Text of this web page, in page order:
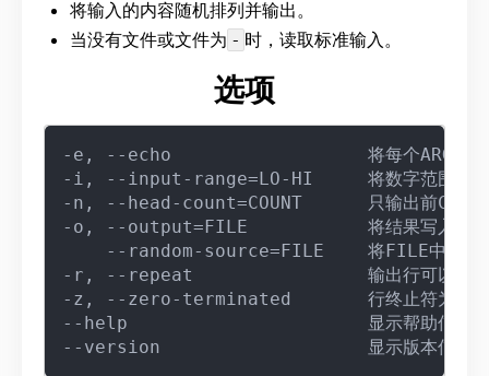
将输入的内容随机排列并输出。
当没有文件或文件为 - 时，读取标准输入。
选项
-e, --echo                  将每个ARG视为
-i, --input-range=LO-HI     将数字范围LO（最
-n, --head-count=COUNT      只输出前
-o, --output=FILE           将结果写入到文件
--random-source=FILE    将FILE中内容作
-r, --repeat                输出行可以重复
-z, --zero-terminated       行终止符为NUL（
--help                      显示帮助信息并